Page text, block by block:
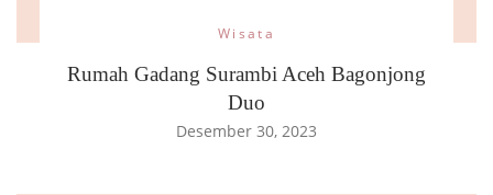
Wisata
Rumah Gadang Surambi Aceh Bagonjong
Duo
Desember 30, 2023